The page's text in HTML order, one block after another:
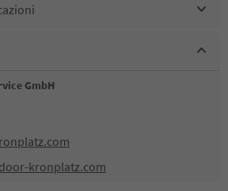
GmbH
kronplatz.com